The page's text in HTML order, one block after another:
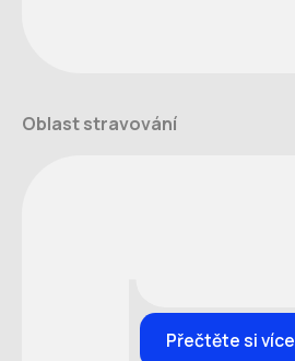
Oblast stravování
Přečtěte si více